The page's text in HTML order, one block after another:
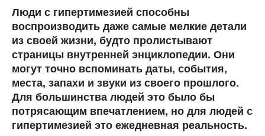
Люди с гипертимезией способны
воспроизводить даже самые мелкие детали
из своей жизни, будто пролистывают
страницы внутренней энциклопедии. Они
могут точно вспоминать даты, события,
места, запахи и звуки из своего прошлого.
Для большинства людей это было бы
потрясающим впечатлением, но для людей с
гипертимезией это ежедневная реальность.